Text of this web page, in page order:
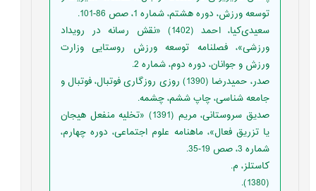
توسعه ورزش، دوره هشتم، شماره 1، صص 86-101.
سعیدی‌کیا، احمد (1402) «نقش رسانه در رویداد
ورزشی»، فصلنامه توسعه ورزش روستایی وزارت
ورزش و جوانان، دوره دوم، شماره 2.
صدر، حمیدرضا (1390) روزی روزگاری فوتبال، فوتبال و
جامعه شناسی، چاپ ششم، چشمه.
صدیق سروستانی، مریم (1391) «تخلیه منفعل هیجان
یا تزریق فعال»، ماهنامه علوم اجتماعی، دوره چهارم،
شماره 3، صص 19-35.
کاستلز، م.